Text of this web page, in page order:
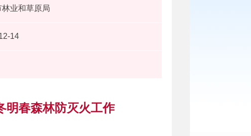
林业和草原局
14
春森林防灭火工作